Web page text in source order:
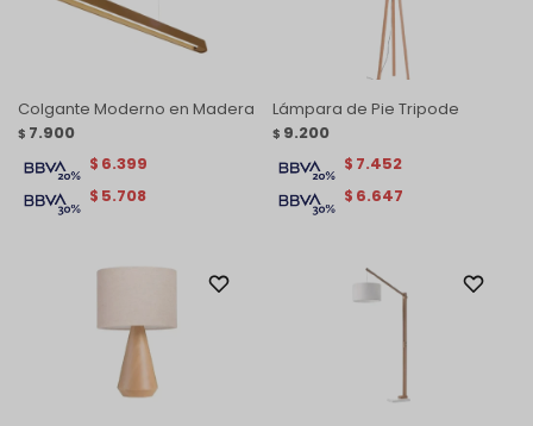
Colgante Moderno en Madera
$ 7.900
$ 5.708
$ 6.399
Lámpara de Pie Tripode
$ 9.200
$ 6.647
$ 7.452